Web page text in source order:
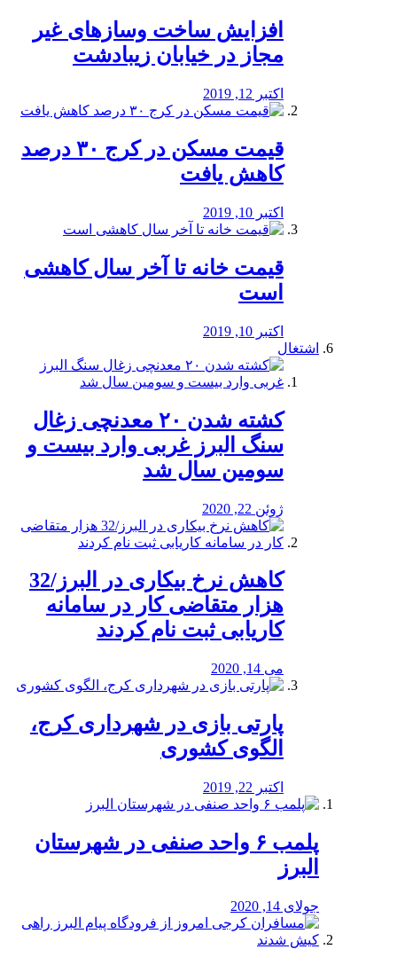
افزایش ساخت وسازهای غیر
مجاز در خیابان زیبادشت
اکتبر 12, 2019
️قیمت مسکن در کرج ۳۰ درصد
کاهش یافت
اکتبر 10, 2019
قیمت خانه تا آخر سال کاهشی
است
اکتبر 10, 2019
اشتغال
کشته شدن ۲۰ معدنچی زغال
سنگ البرز غربی وارد بیست و
سومین سال شد
ژوئن 22, 2020
کاهش نرخ بیکاری در البرز/32
هزار متقاضی کار در سامانه
کاریابی ثبت نام کردند
می 14, 2020
پارتی بازی در شهرداری کرج،
الگوی کشوری
اکتبر 22, 2019
پلمب ۶ واحد صنفی در شهرستان
البرز
جولای 14, 2020